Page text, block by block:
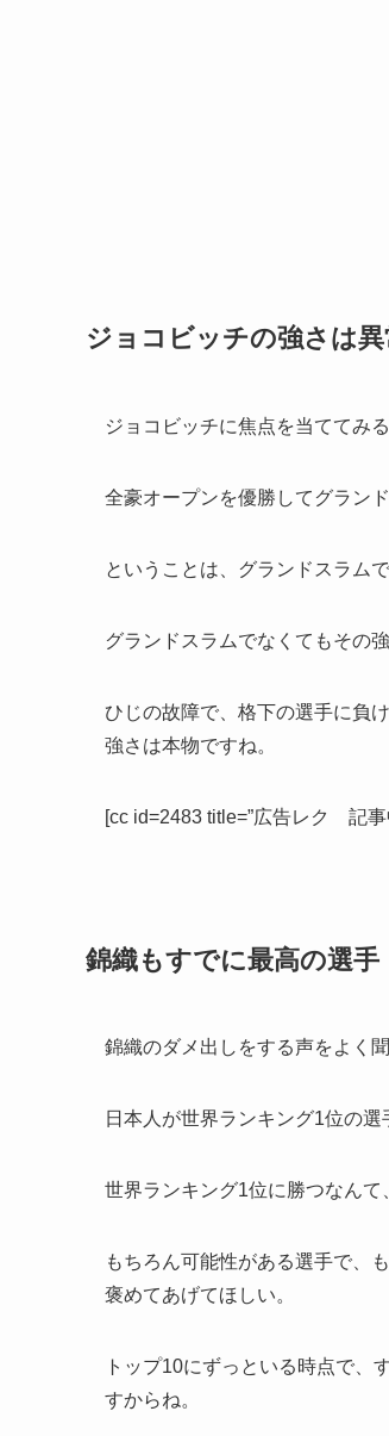
ジョコビッチの強さは異
ジョコビッチに焦点を当ててみ
全豪オープンを優勝してグラン
ということは、グランドスラム
グランドスラムでなくてもその
ひじの故障で、格下の選手に負
強さは本物ですね。
[cc id=2483 title=”広告レク 記事
錦織もすでに最高の選手
錦織のダメ出しをする声をよく
日本人が世界ランキング1位の
世界ランキング1位に勝つなんて
もちろん可能性がある選手で、
褒めてあげてほしい。
トップ10にずっといる時点で、
すからね。